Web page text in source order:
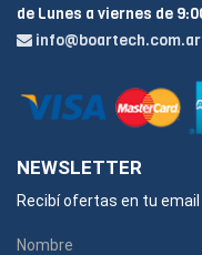
de Lunes a viernes de
info@boartech.com.ar
NEWSLETTER
Recibí ofertas en tu email